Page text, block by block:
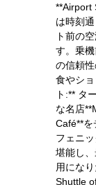
**Airport
は時刻
ト前の
す。乗
の信頼
食やシ
ト:** タ
な名店
Café**を
フェニ
堪能し
用にな
Shuttle